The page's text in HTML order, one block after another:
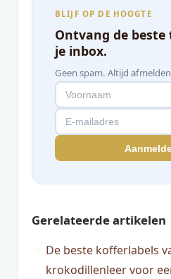
BLIJF OP DE HOOGTE
Ontvang de
je inbox.
Geen spam. Altijd
Gerelateerde artikelen
De beste kofferlabels
krokodillenleer voor